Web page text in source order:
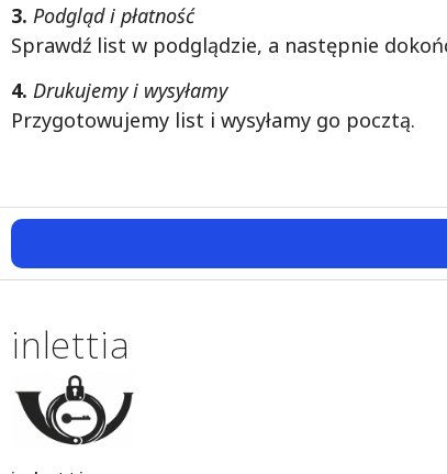
3. Podgląd i płatność
Sprawdź list w podglądzie, a następnie
4. Drukujemy i wysyłamy
Przygotowujemy list i wysyłamy go pocztą.
inlettia